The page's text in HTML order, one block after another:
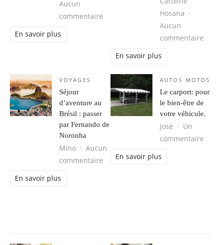
Aucun
commentaire sur Obtenir votre Groove Back.
En savoir plus
Hosana
Aucun
commentaire
En savoir plus
VOYAGES
Séjour
d’aventure au
Brésil : passer
par Fernando de
Noronha
Mino
Aucun
commentaire sur Séjour d’aventure au Brésil :
En savoir plus
AUTOS MOTOS
Le carport: pour
le bien-être de
votre véhicule.
José
Un
commentaire
En savoir plus